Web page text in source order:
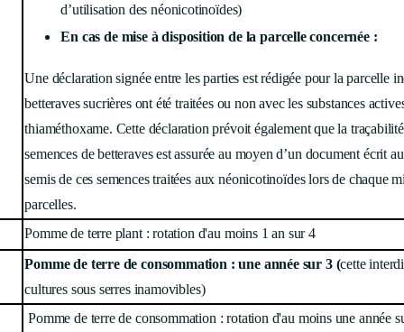
d’utilisation des néonicotinoïdes)
En cas de mise à disposition de la parcelle concernée :
Une déclaration signée entre les parties est rédigée pour la parcelle
betteraves sucrières ont été traitées ou non avec les substances
thiaméthoxame. Cette déclaration prévoit également que la
semences de betteraves est assurée au moyen d’un document écrit
semis de ces semences traitées aux néonicotinoïdes lors de chaque
parcelles.
Pomme de terre plant : rotation d'au moins 1 an sur 4
Pomme de terre de consommation : une année sur 3 (cette
cultures sous serres inamovibles)
Pomme de terre de consommation : rotation d'au moins une année